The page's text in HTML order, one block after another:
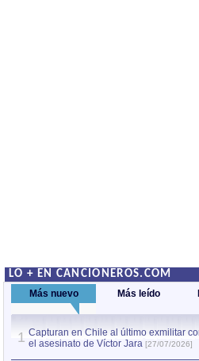
LO + EN CANCIONEROS.COM
Más nuevo Más leído
1 Capturan en Chile al último exmilitar
el asesinato de Víctor Jara [27/07/2026]